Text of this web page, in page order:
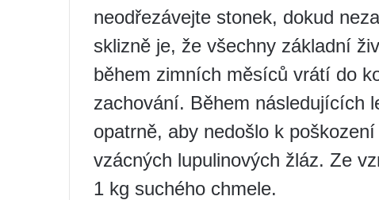
neodřezávejte stonek, dokud
sklizně je, že všechny základní
během zimních měsíců vrátí do
zachování. Během následujících
opatrně, aby nedošlo k
vzácných lupulinových žláz. Ze
1 kg suchého chmele.